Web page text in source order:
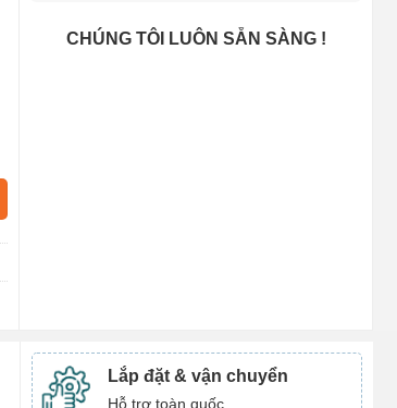
CHÚNG TÔI LUÔN SẴN SÀNG !
Lắp đặt & vận chuyển
Hỗ trợ toàn quốc